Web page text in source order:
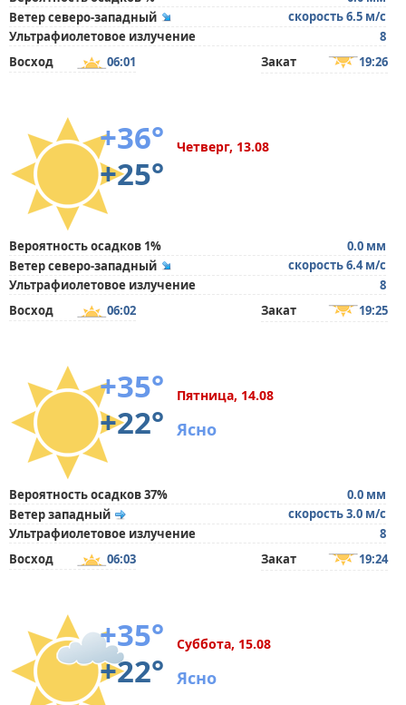
Ветер северо-западный
скорость 6.5 м/с
Ультрафиолетовое излучение
8
Восход
06:01 Закат 19:26
+36°
+25°
Четверг, 13.08
Вероятность осадков 1%
0.0 мм
Ветер северо-западный
скорость 6.4 м/с
Ультрафиолетовое излучение
8
Восход
06:02 Закат 19:25
+35°
+22°
Пятница, 14.08
Ясно
Вероятность осадков 37%
0.0 мм
Ветер западный
скорость 3.0 м/с
Ультрафиолетовое излучение
8
Восход
06:03 Закат 19:24
+35°
+22°
Суббота, 15.08
Ясно